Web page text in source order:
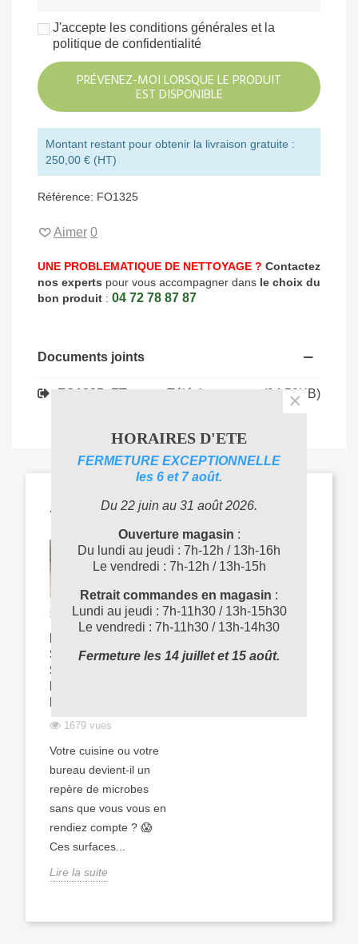
J'accepte les conditions générales et la
politique de confidentialité
PRÉVENEZ-MOI LORSQUE LE PRODUIT
EST DISPONIBLE
Montant restant pour obtenir la livraison gratuite :
250,00 € (HT)
Référence: FO1325
Aimer 0
UNE PROBLEMATIQUE DE NETTOYAGE ? Contactez
nos experts pour vous accompagner dans le choix du
bon produit : 04 72 78 87 87
Documents joints
FO1325_FT Téléchargement (94.59KB)
ARTICLES LIÉS
SURFACES : LES
SECRETS D'UN
1679 vues
Votre cuisine ou votre
bureau devient-il un
repère de microbes
sans que vous vous en
rendiez compte ? 😱
Ces surfaces...
Lire la suite
HORAIRES D'ETE
FERMETURE EXCEPTIONNELLE
les 6 et 7 août.
Du 22 juin au 31 août 2026.
Ouverture magasin :
Du lundi au jeudi : 7h-12h / 13h-16h
Le vendredi : 7h-12h / 13h-15h
Retrait commandes en magasin :
Lundi au jeudi : 7h-11h30 / 13h-15h30
Le vendredi : 7h-11h30 / 13h-14h30
Fermeture les 14 juillet et 15 août.
×